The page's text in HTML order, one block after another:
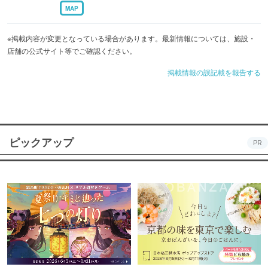
MAP
※掲載内容が変更となっている場合があります。最新情報については、施設・
店舗の公式サイト等でご確認ください。
掲載情報の誤記載を報告する
ピックアップ PR